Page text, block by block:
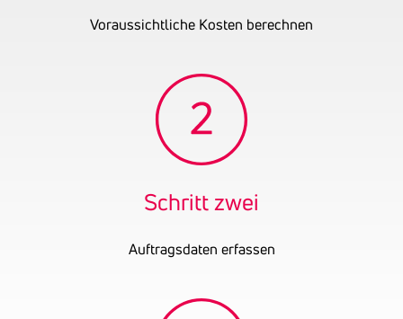
Voraussichtliche Kosten berechnen
Schritt zwei
Auftragsdaten erfassen